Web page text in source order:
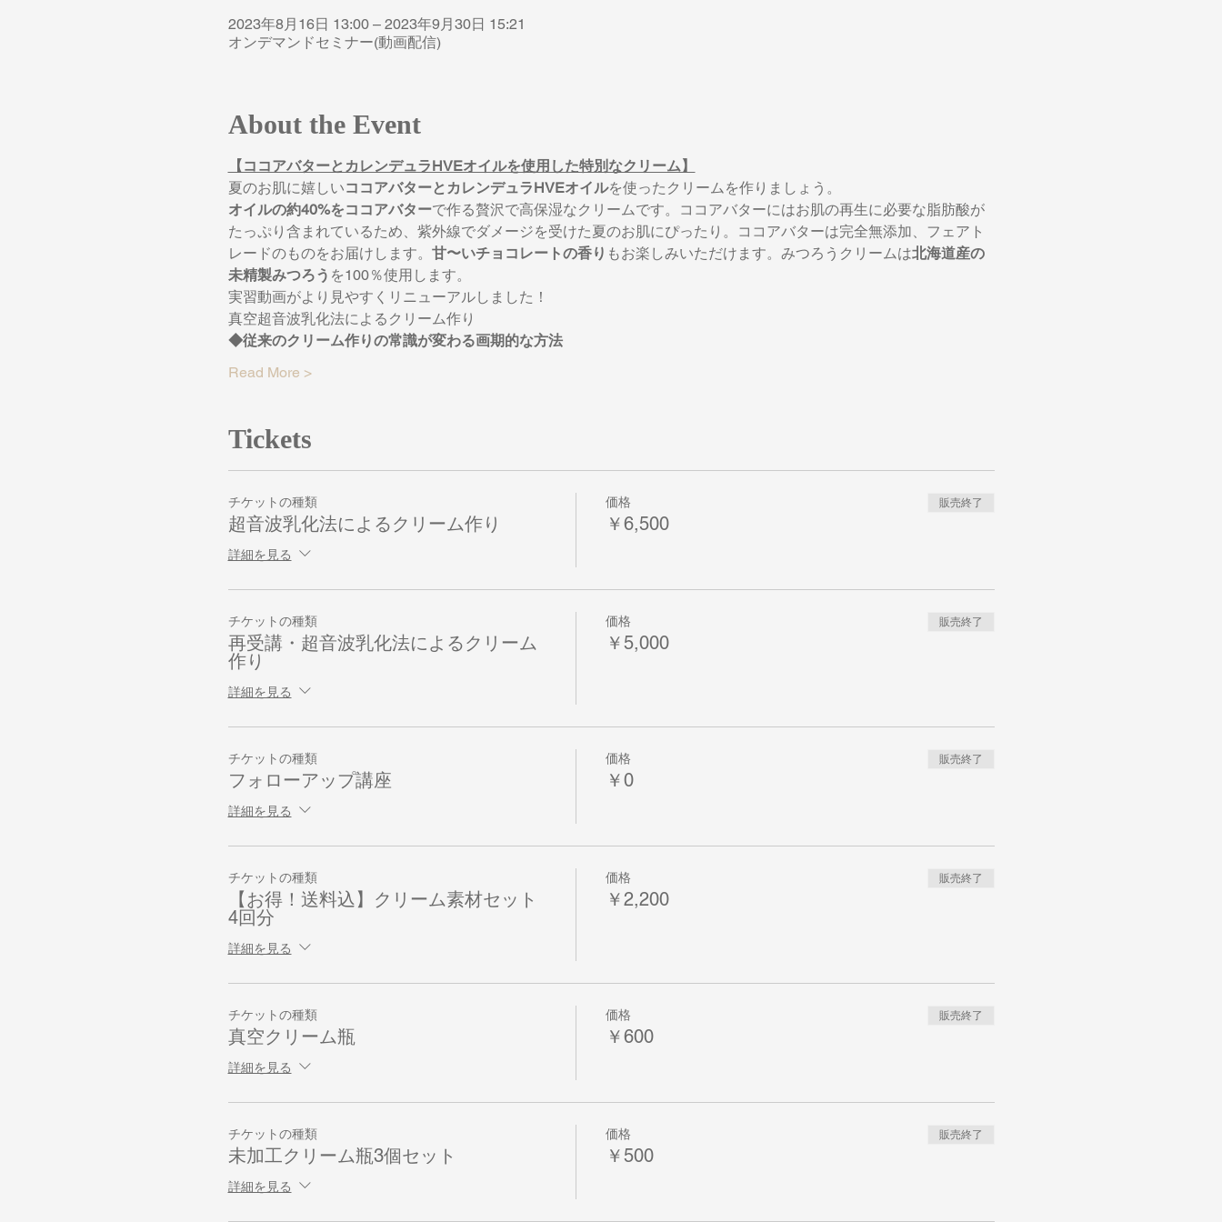
2023年8月16日 13:00 – 2023年9月30日 15:21
オンデマンドセミナー(動画配信)
About the Event
【ココアバターとカレンデュラHVEオイルを使用した特別なクリーム】
夏のお肌に嬉しいココアバターとカレンデュラHVEオイルを使ったクリームを作りましょう。
オイルの約40%をココアバターで作る贅沢で高保湿なクリームです。ココアバターにはお肌の再生に必要な脂肪酸が
たっぷり含まれているため、紫外線でダメージを受けた夏のお肌にぴったり。ココアバターは完全無添加、フェアト
レードのものをお届けします。 甘〜いチョコレートの香り もお楽しみいただけます。みつろうクリームは北海道産の
未精製みつろう を100％使用します。
実習動画がより見やすくリニューアルしました！
真空超音波乳化法によるクリーム作り
◆従来のクリーム作りの常識が変わる画期的な方法
Read More >
Tickets
チケットの種類
超音波乳化法によるクリーム作り
詳細を見る
価格
￥6,500
販売終了
チケットの種類
再受講・超音波乳化法によるクリーム
作り
詳細を見る
価格
￥5,000
販売終了
チケットの種類
フォローアップ講座
詳細を見る
価格
￥0
販売終了
チケットの種類
【お得！送料込】クリーム素材セット
4回分
詳細を見る
価格
￥2,200
販売終了
チケットの種類
真空クリーム瓶
詳細を見る
価格
￥600
販売終了
チケットの種類
未加工クリーム瓶3個セット
詳細を見る
価格
￥500
販売終了